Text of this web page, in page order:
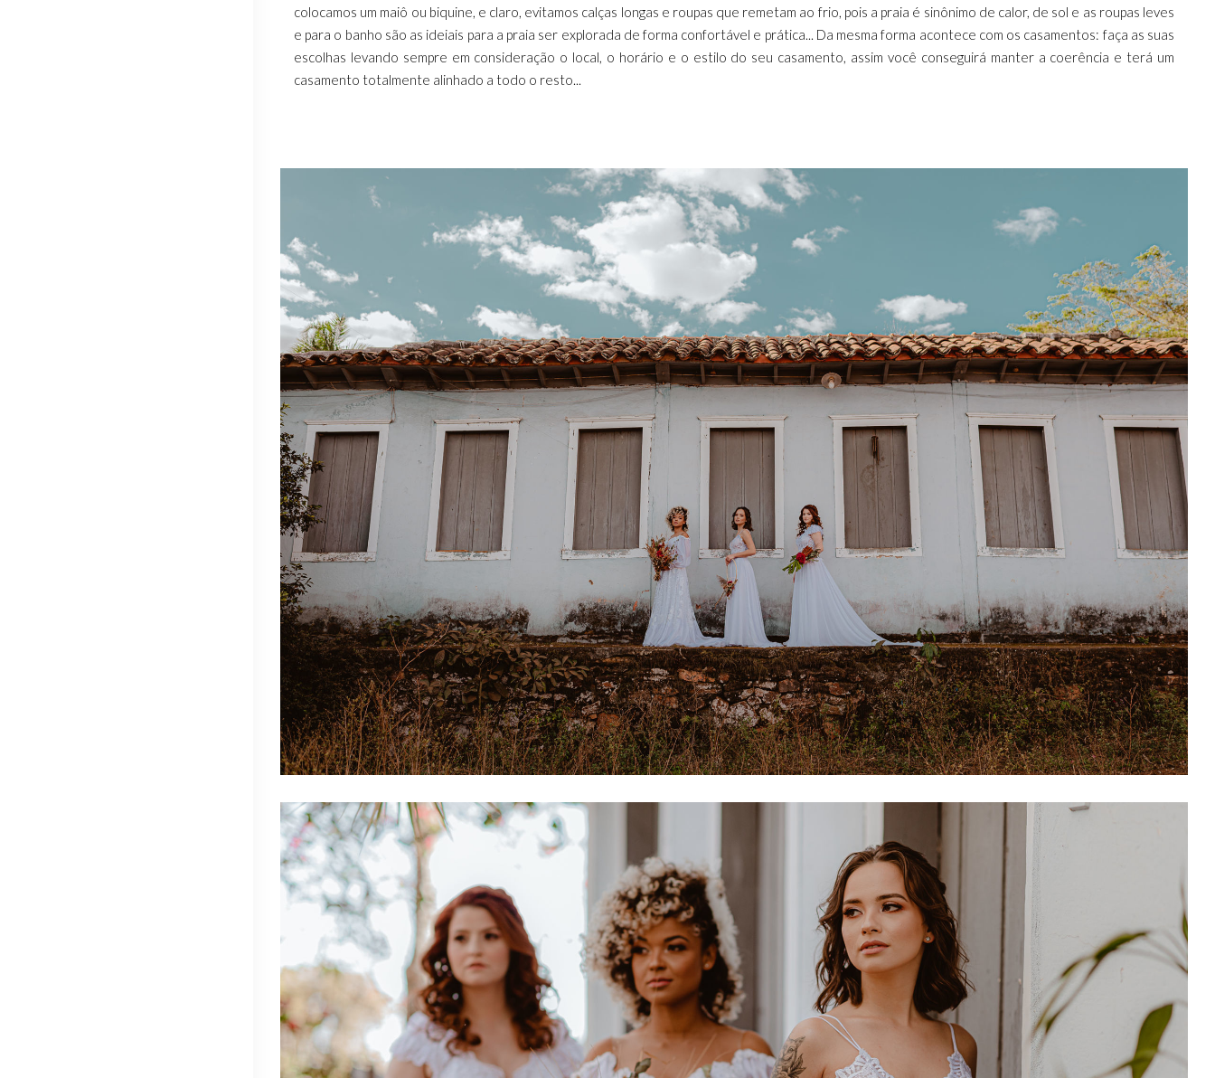
colocamos um maiô ou biquine, e claro, evitamos calças longas e roupas que remetam ao frio, pois a praia é sinônimo de calor, de sol e as roupas leves
e para o banho são as ideiais para a praia ser explorada de forma confortável e prática... Da mesma forma acontece com os casamentos: faça as suas
escolhas levando sempre em consideração o local, o horário e o estilo do seu casamento, assim você conseguirá manter a coerência e terá um
casamento totalmente alinhado a todo o resto...